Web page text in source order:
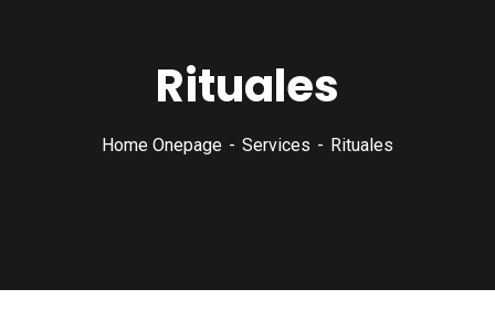
Rituales
Home Onepage Services Rituales